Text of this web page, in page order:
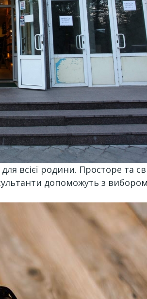
для всієї родини. Просторе та
допоможуть з